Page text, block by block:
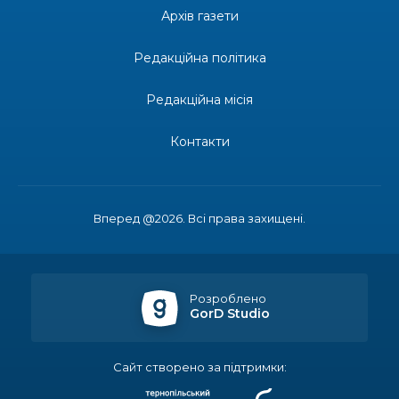
територіальної громади
«Дві музи» у Рівному: свято краси, мистецтва
епідеміолог, зоолог
Літо, враження, творчість
Кабмін запровадив персональне фінансування
Вперед @2026. Всі права захищені.
Архів газети
Редакційна політика
Редакційна місія
Контакти
Розроблено
GorD Studio
Сайт створено за підтримки: